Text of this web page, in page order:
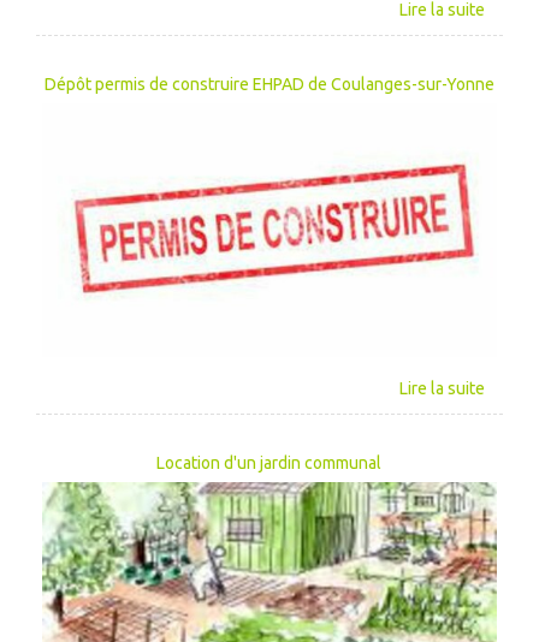
Dépôt permis de construire EHPAD de Coulanges-sur-Yonne
Location d'un jardin communal